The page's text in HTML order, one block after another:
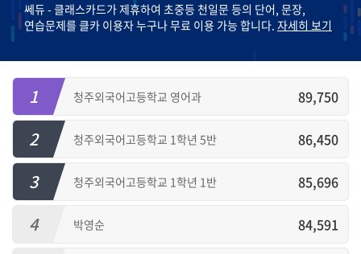
쎄듀 - 클래스카드가 제휴하여 초중등 천일문 등의 단어, 문장,
연습문제를 클카 이용자 누구나 무료 이용 가능 합니다. 자세히 보기
1 청주외국어고등학교 영어과 89,750
2 청주외국어고등학교 1학년 5반 86,450
3 청주외국어고등학교 1학년 1반 85,696
4 박영순 84,591